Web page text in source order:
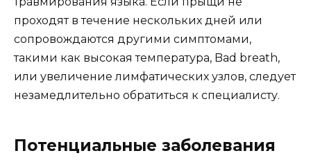
проходят в течение нескольких дней или
сопровождаются другими симптомами,
такими как высокая температура, Bad breath,
или увеличение лимфатических узлов, следует
незамедлительно обратиться к специалисту.
Потенциальные заболевания